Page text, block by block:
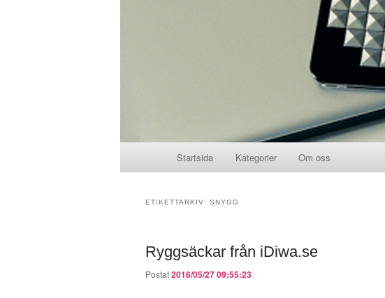
Hoppa till huvudinnehåll
Hoppa till sekundärt innehåll
Startsida Kategorier Om oss
ETIKETTARKIV: SNYGG
Ryggsäckar från iDiwa.se
Postat2016/05/27 09:55:23